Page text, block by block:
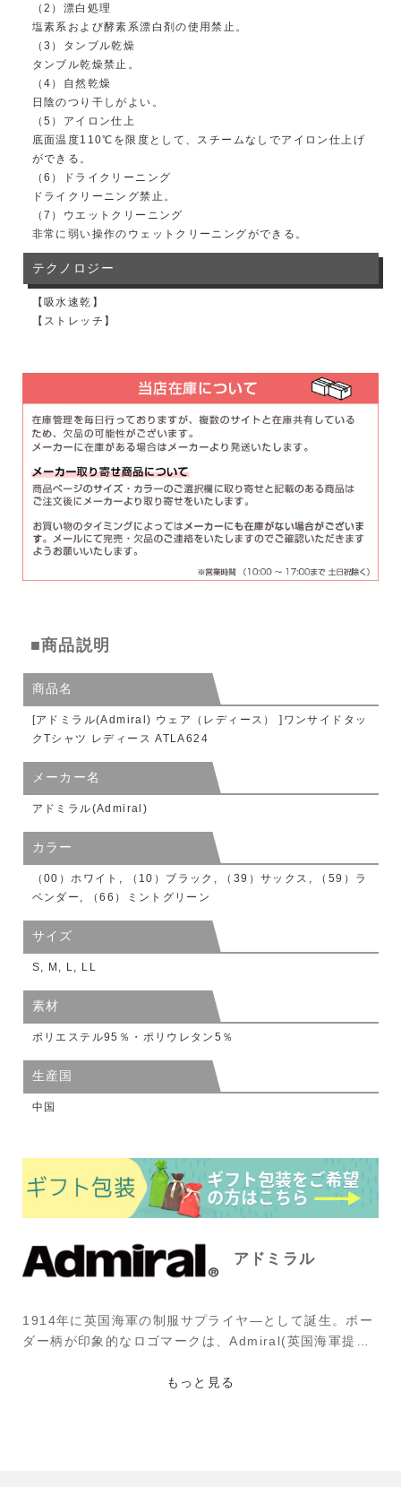
（2）漂白処理
塩素系および酵素系漂白剤の使用禁止。
（3）タンブル乾燥
タンブル乾燥禁止。
（4）自然乾燥
日陰のつり干しがよい。
（5）アイロン仕上
底面温度110℃を限度として、スチームなしでアイロン仕上げ
ができる。
（6）ドライクリーニング
ドライクリーニング禁止。
（7）ウエットクリーニング
非常に弱い操作のウェットクリーニングができる。
テクノロジー
【吸水速乾】
【ストレッチ】
■商品説明
商品名
[アドミラル(Admiral) ウェア（レディース） ]ワンサイドタッ
クTシャツ レディース ATLA624
メーカー名
アドミラル(Admiral)
カラー
（00）ホワイト, （10）ブラック, （39）サックス, （59）ラ
ベンダー, （66）ミントグリーン
サイズ
S, M, L, LL
素材
ポリエステル95％・ポリウレタン5％
生産国
中国
アドミラル
1914年に英国海軍の制服サプライヤ―として誕生。ボー
ダー柄が印象的なロゴマークは、Admiral(英国海軍提督)
ッカークラブのマンチェスターユナイテッドやイングラ
もっと見る